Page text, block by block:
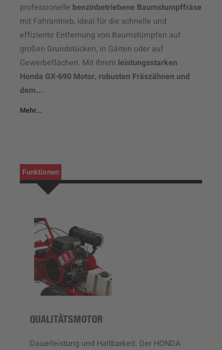
professionelle benzinbetriebene Baumstumpffräse
mit Fahrantrieb, ideal für die schnelle und
effiziente Entfernung von Baumstümpfen auf
großen Grundstücken, in Gärten oder auf
Gewerbeflächen. Mit ihrem leistungsstarken
Honda GX-690 Motor, robusten Fräszähnen und
dem...
Mehr...
Funktionen
QUALITÄTSMOTOR
Dauerleistung und Haltbarkeit. Der HONDA